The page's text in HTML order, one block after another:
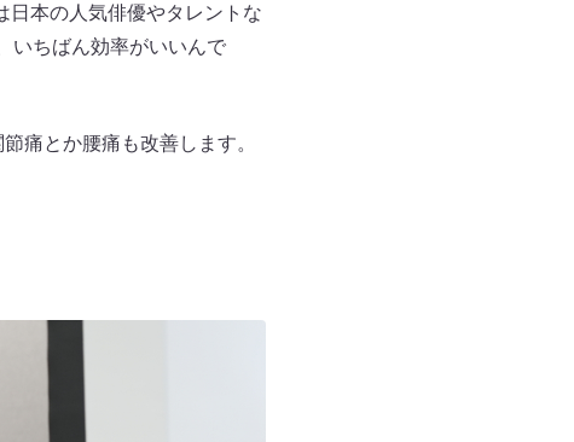
日本の人気俳優やタレントな
いちばん効率がいいんで
痛とか腰痛も改善します。